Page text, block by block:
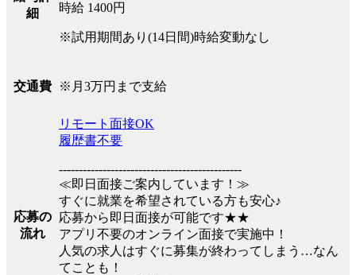
細
時給 1400円
※試用期間あり(14日間)時給変動なし
交通費 ※月3万円まで支給
応募の
流れ
リモート面接OK
履歴書不要
----------------------------------------------
≪即日面接ご案内しています！≫
すぐに就業を希望されている方も安心♪
応募から即日面接が可能です★★
アプリ不要のオンライン面接で実施中！
人気の求人はすぐに募集が終わってしまう…なん
てことも！